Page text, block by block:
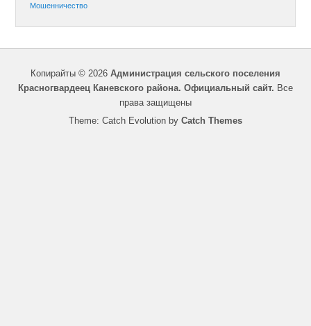
Мошенничество
Копирайты © 2026 Администрация сельского поселения
Красногвардеец Каневского района. Официальный сайт. Все
права защищены
Theme: Catch Evolution by Catch Themes